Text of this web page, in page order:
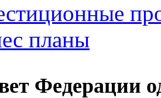
планы
Федерации